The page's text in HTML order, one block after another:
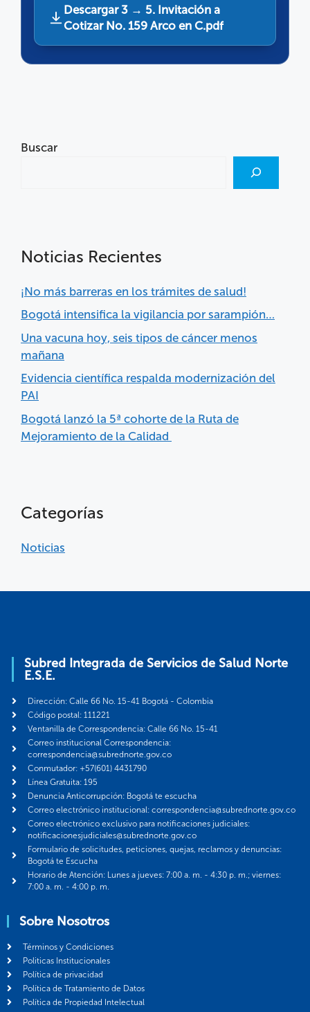
Descargar 3 → 5. Invitación a
Cotizar No. 159 Arco en C.pdf
Buscar
Noticias Recientes
¡No más barreras en los trámites de salud!
Bogotá intensifica la vigilancia por sarampión…
Una vacuna hoy, seis tipos de cáncer menos
mañana
Evidencia científica respalda modernización del
PAI
Bogotá lanzó la 5ª cohorte de la Ruta de
Mejoramiento de la Calidad
Categorías
Noticias
Subred Integrada de Servicios de Salud Norte
E.S.E.
Dirección: Calle 66 No. 15-41 Bogotá - Colombia
Código postal: 111221
Ventanilla de Correspondencia: Calle 66 No. 15-41
Correo institucional Correspondencia:
correspondencia@subrednorte.gov.co
Conmutador: +57(601) 4431790
Línea Gratuita: 195
Denuncia Anticorrupción: Bogotá te escucha
Correo electrónico institucional: correspondencia@subrednorte.gov.co
Correo electrónico exclusivo para notificaciones judiciales:
notificacionesjudiciales@subrednorte.gov.co
Formulario de solicitudes, peticiones, quejas, reclamos y denuncias:
Bogotá te Escucha
Horario de Atención: Lunes a jueves: 7:00 a. m. - 4:30 p. m.; viernes:
7:00 a. m. - 4:00 p. m.
Sobre Nosotros
Términos y Condiciones
Politicas Institucionales
Política de privacidad
Política de Tratamiento de Datos
Política de Propiedad Intelectual